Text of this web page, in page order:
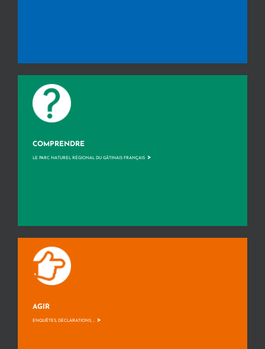
COMPRENDRE
LE PARC NATUREL RÉGIONAL DU GÂTINAIS FRANÇAIS >
AGIR
ENQUÊTES, DÉCLARATIONS, ... >